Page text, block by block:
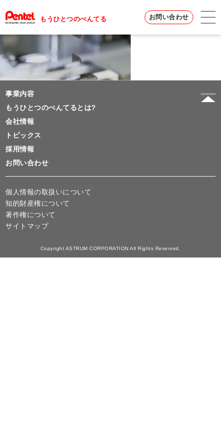
もうひとつのぺんてる お問い合わせ
事業内容
もうひとつのぺんてるとは?
会社情報
トピックス
採用情報
お問い合わせ
個人情報の取扱いについて
知的財産権について
著作権について
サイトマップ
Copyright ASTRUM CORPORATION All Rights Reserved.